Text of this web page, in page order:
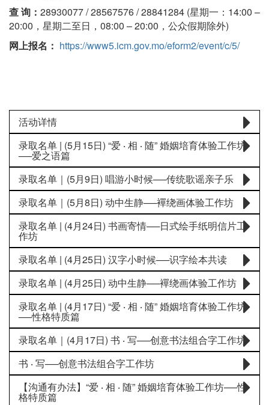
查 询： 28930077 / 28567576 / 28841284 (星期一：14:00 –
20:00，星期二至日，08:00 – 20:00，公众假期除外)
网上报名： https://www5.icm.gov.mo/eform2/event/c/5/
活动详情
录取名单 | (5月15日) “爱 ‧ 相 ‧ 随” 婚姻培育体验工作坊
──爱之语篇
录取名单｜(5月9日) 唱游小时候──传统歌谣亲子乐
录取名单｜(5月8日) 动中生静──襌绕画体验工作坊
录取名单 | (4月24日) 书画寄情──日式绘手纸明信片工
作坊
录取名单 | (4月25日) 汉字小时候──识字绘本共读
录取名单 | (4月25日) 动中生静──襌绕画体验工作坊
录取名单 | (4月17日) “爱 ‧ 相 ‧ 随” 婚姻培育体验工作坊
──性格特质篇
录取名单｜(4月17日) 书 ‧ 写──创意书法组合字工作坊
书 ‧ 写──创意书法组合字工作坊
【沟通有办法】“爱 ‧ 相 ‧ 随” 婚姻培育体验工作坊──性
格特质篇